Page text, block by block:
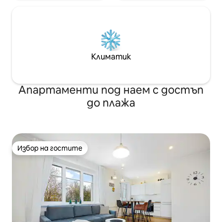
Климатик
Апартаменти под наем с достъп
до плажа
Избор на гостите
Избор на гостите